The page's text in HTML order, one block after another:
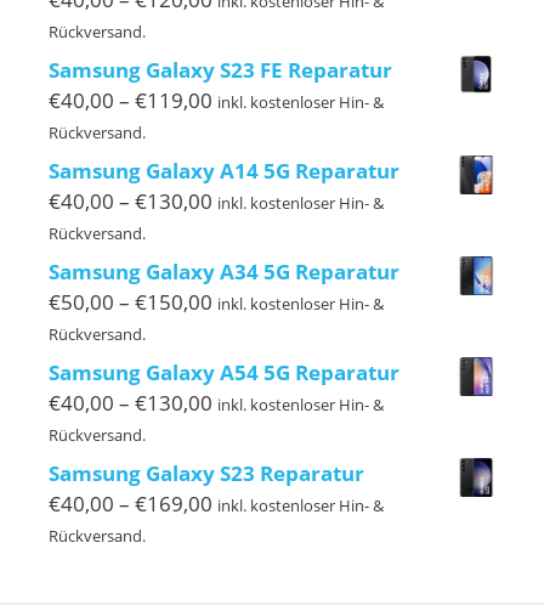
bis
€120,00
Rückversand.
Samsung Galaxy S23 FE Reparatur
€40,00 – €119,00 Preisspanne:
bis
€119,00
inkl. kostenloser Hin- &
Rückversand.
Samsung Galaxy A14 5G Reparatur
€40,00 – €130,00 Preisspanne:
bis
€130,00
inkl. kostenloser Hin- &
Rückversand.
Samsung Galaxy A34 5G Reparatur
€50,00 – €150,00 Preisspanne:
bis
€150,00
inkl. kostenloser Hin- &
Rückversand.
Samsung Galaxy A54 5G Reparatur
€40,00 – €130,00 Preisspanne:
bis
€130,00
inkl. kostenloser Hin- &
Rückversand.
Samsung Galaxy S23 Reparatur
€40,00 – €169,00 Preisspanne:
inkl. kostenloser Hin- &
Rückversand.